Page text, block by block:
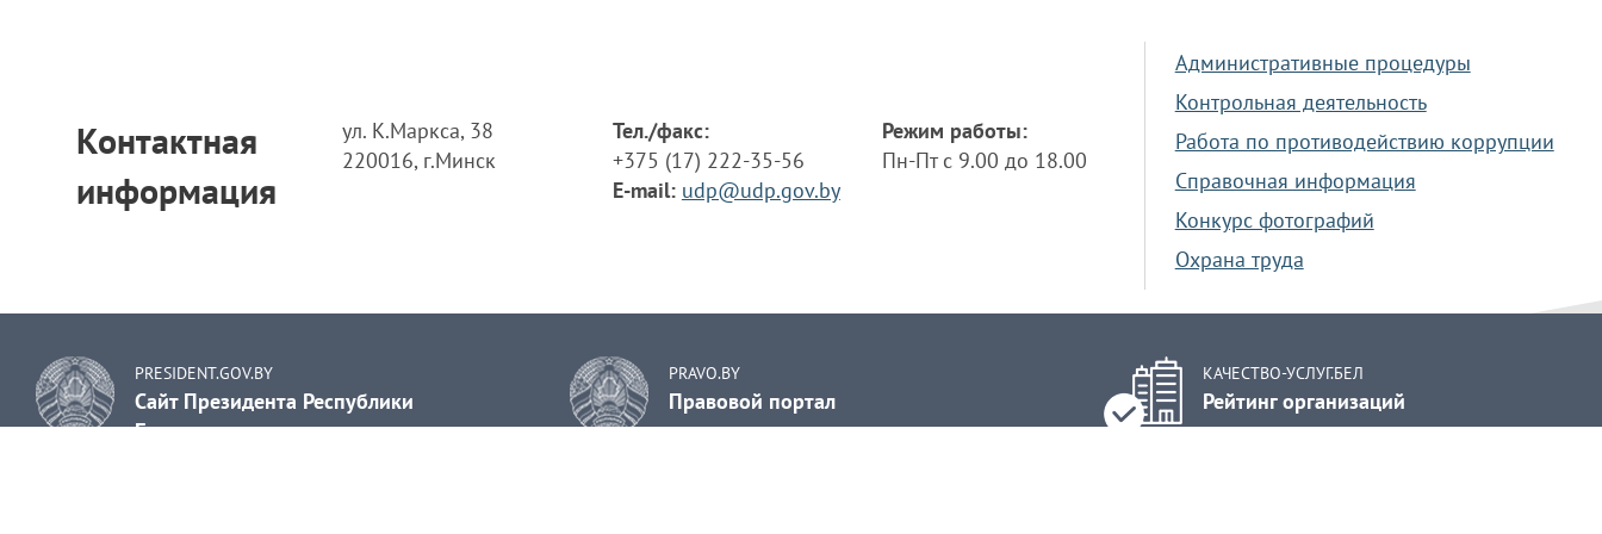
Контактная
информация
ул. К.Маркса, 38
220016, г.Минск
Тел./факс:
+375 (17) 222-35-56
E-mail: udp@udp.gov.by
Режим работы:
Пн-Пт с 9.00 до 18.00
Административные процедуры
Контрольная деятельность
Работа по противодействию коррупции
Справочная информация
Конкурс фотографий
Охрана труда
PRESIDENT.GOV.BY
Сайт Президента Республики
Беларусь
PRAVO.BY
Правовой портал
КАЧЕСТВО-УСЛУГ.БЕЛ
Рейтинг организаций